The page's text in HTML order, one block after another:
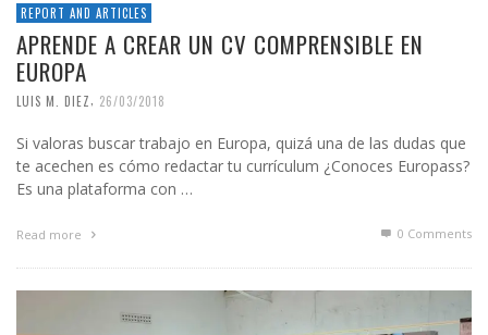
REPORT AND ARTICLES
APRENDE A CREAR UN CV COMPRENSIBLE EN
EUROPA
LUIS M. DIEZ, 26/03/2018
Si valoras buscar trabajo en Europa, quizá una de las dudas que
te acechen es cómo redactar tu currículum ¿Conoces Europass?
Es una plataforma con …
Read more 0 Comments